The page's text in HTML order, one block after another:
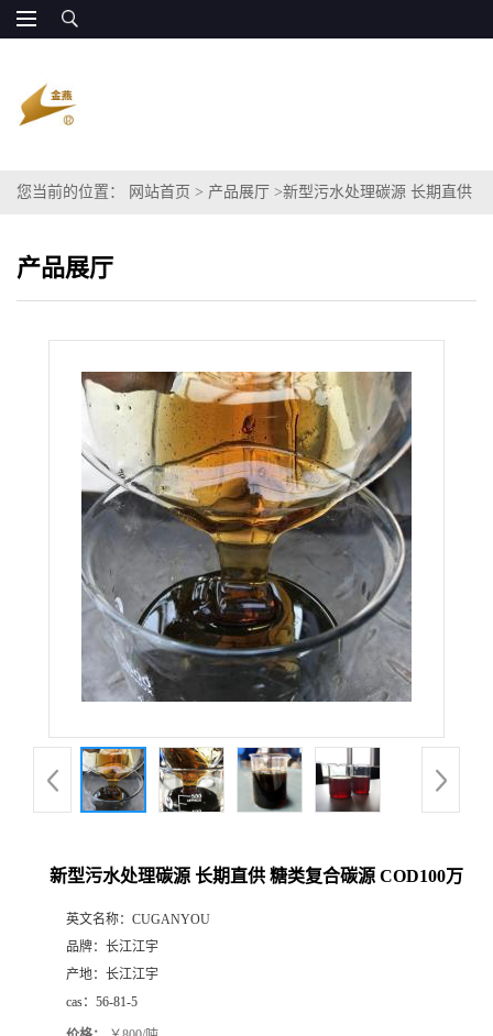
您当前的位置： 网站首页 > 产品展厅 >新型污水处理碳源 长期直供
产品展厅
新型污水处理碳源 长期直供 糖类复合碳源 COD100万
英文名称： CUGANYOU
品牌： 长江江宇
产地： 长江江宇
cas： 56-81-5